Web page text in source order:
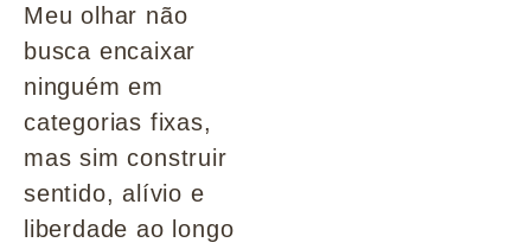
Meu olhar não
busca encaixar
ninguém em
categorias fixas,
mas sim construir
sentido, alívio e
liberdade ao longo